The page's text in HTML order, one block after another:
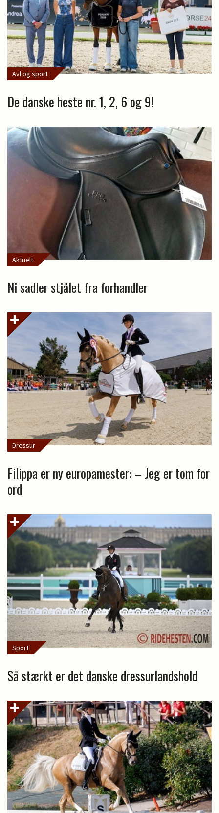
Avl og sport
De danske heste nr. 1, 2, 6 og 9!
Aktuelt
Ni sadler stjålet fra forhandler
Dressur
Filippa er ny europamester: – Jeg er tom for
ord
Sport
Så stærkt er det danske dressurlandshold